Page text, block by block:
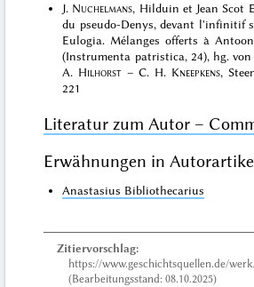
J. Nuchelmans, Hilduin et Jean Scot
du pseudo-Denys, devant l'infinitif
Eulogia. Mélanges offerts à
(Instrumenta patristica, 24), hg. von
A. Hilhorst– C. H. Kneepkens,
221
Literatur zum Autor –
Erwähnungen in
Anastasius Bibliothecarius
Zitiervorschlag:
https://www.geschichtsquellen.de/
(Bearbeitungsstand: 08.10.2025)